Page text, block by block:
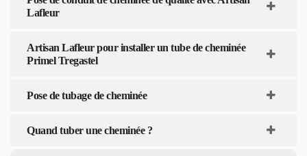
Lafleur
Artisan Lafleur pour installer un tube de cheminée
Primel Tregastel
Pose de tubage de cheminée
Quand tuber une cheminée ?